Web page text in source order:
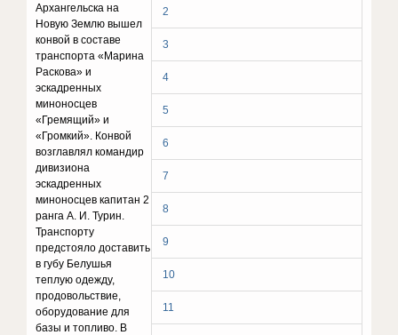
2
3
4
5
6
7
8
9
10
11
Архангельска на
Новую Землю вышел
конвой в составе
транспорта «Марина
Раскова» и
эскадренных
миноносцев
«Гремящий» и
«Громкий». Конвой
возглавлял командир
дивизиона
эскадренных
миноносцев капитан 2
ранга А. И. Турин.
Транспорту
предстояло доставить
в губу Белушья
теплую одежду,
продовольствие,
оборудование для
базы и топливо. В